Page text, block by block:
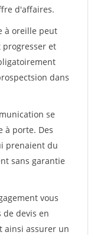
d'affaires.
à oreille peut
et
dans
se
à porte. Des
prenaient du
sans garantie
vous
devis en
ainsi assurer un